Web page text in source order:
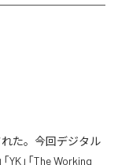
れた。今回デジタル
YK」「The Working